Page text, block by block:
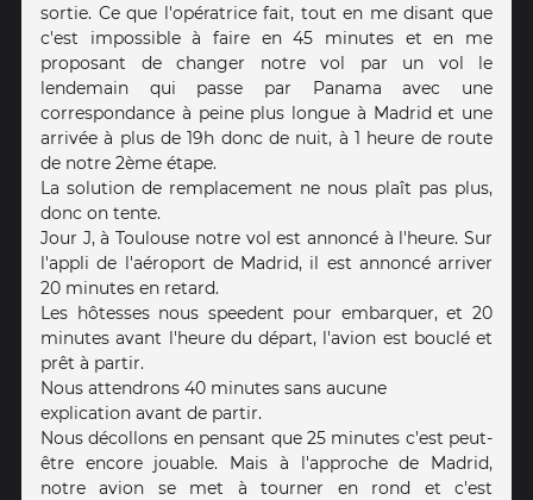
sortie. Ce que l'opératrice fait, tout en me disant que
c'est impossible à faire en 45 minutes et en me
proposant de changer notre vol par un vol le
lendemain qui passe par Panama avec une
correspondance à peine plus longue à Madrid et une
arrivée à plus de 19h donc de nuit, à 1 heure de route
de notre 2ème étape.
La solution de remplacement ne nous plaît pas plus,
donc on tente.
Jour J, à Toulouse notre vol est annoncé à l'heure. Sur
l'appli de l'aéroport de Madrid, il est annoncé arriver
20 minutes en retard.
Les hôtesses nous speedent pour embarquer, et 20
minutes avant l'heure du départ, l'avion est bouclé et
prêt à partir.
Nous attendrons 40 minutes sans aucune
explication avant de partir.
Nous décollons en pensant que 25 minutes c'est peut-
être encore jouable. Mais à l'approche de Madrid,
notre avion se met à tourner en rond et c'est